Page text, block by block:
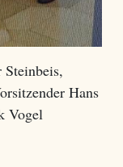
Hans
Vogel